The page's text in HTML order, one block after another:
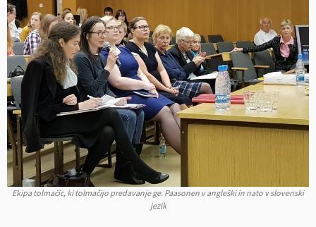
Ekipa tolmačic, ki tolmačijo predavanje ge. Paasonen v angleški in nato v slovenski
jezik